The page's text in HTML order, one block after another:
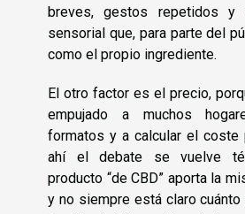
breves, gestos repetidos y
sensorial que, para parte del
como el propio ingrediente.
El otro factor es el precio,
empujado a muchos
formatos y a calcular el coste
ahí el debate se vuelve
producto “de CBD” aporta la
y no siempre está claro